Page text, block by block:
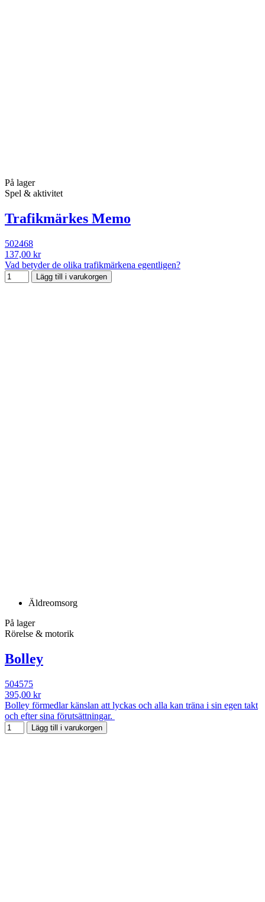
På lager
Spel & aktivitet
Trafikmärkes Memo
502468
137,00 kr
Vad betyder de olika trafikmärkena egentligen?
Lägg till i varukorgen
Äldreomsorg
På lager
Rörelse & motorik
Bolley
504575
395,00 kr
Bolley förmedlar känslan att lyckas och alla kan träna i sin egen takt
och efter sina förutsättningar.
Lägg till i varukorgen